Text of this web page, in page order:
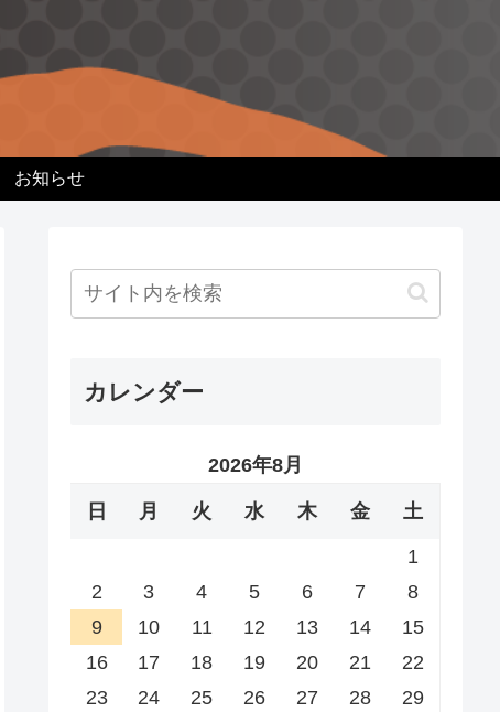
お知らせ
カレンダー
2026年8月
日 月 火 水 木 金 土
1
2
3 4 5 6 7
8
9
10 11 12 13 14
15
16
17 18 19 20 21
22
23
24 25 26 27 28
29